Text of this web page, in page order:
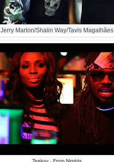
Jerry Marlon/Shalin Way/Tavis Magalhães